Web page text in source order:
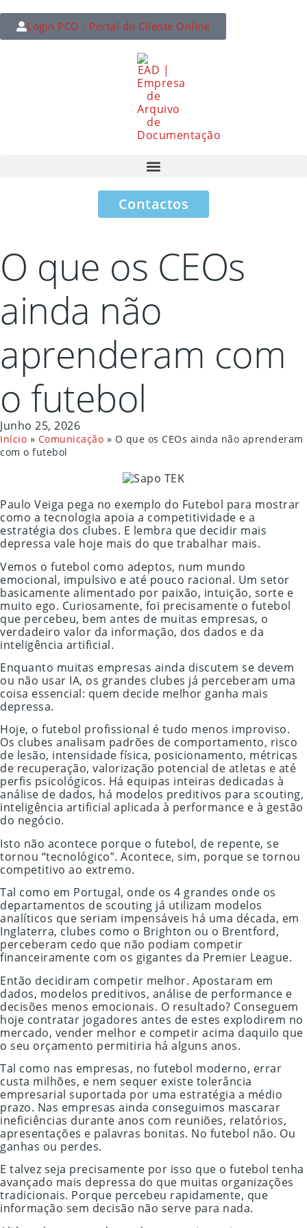
Login PCO - Portal do Cliente Online
Contactos
O que os CEOs
ainda não
aprenderam com
o futebol
Junho 25, 2026
Início » Comunicação » O que os CEOs ainda não aprenderam
com o futebol
Paulo Veiga pega no exemplo do Futebol para mostrar
como a tecnologia apoia a competitividade e a
estratégia dos clubes. E lembra que decidir mais
depressa vale hoje mais do que trabalhar mais.
Vemos o futebol como adeptos, num mundo
emocional, impulsivo e até pouco racional. Um setor
basicamente alimentado por paixão, intuição, sorte e
muito ego. Curiosamente, foi precisamente o futebol
que percebeu, bem antes de muitas empresas, o
verdadeiro valor da informação, dos dados e da
inteligência artificial.
Enquanto muitas empresas ainda discutem se devem
ou não usar IA, os grandes clubes já perceberam uma
coisa essencial: quem decide melhor ganha mais
depressa.
Hoje, o futebol profissional é tudo menos improviso.
Os clubes analisam padrões de comportamento, risco
de lesão, intensidade física, posicionamento, métricas
de recuperação, valorização potencial de atletas e até
perfis psicológicos. Há equipas inteiras dedicadas à
análise de dados, há modelos preditivos para scouting,
inteligência artificial aplicada à performance e à gestão
do negócio.
Isto não acontece porque o futebol, de repente, se
tornou “tecnológico”. Acontece, sim, porque se tornou
competitivo ao extremo.
Tal como em Portugal, onde os 4 grandes onde os
departamentos de scouting já utilizam modelos
analíticos que seriam impensáveis há uma década, em
Inglaterra, clubes como o Brighton ou o Brentford,
perceberam cedo que não podiam competir
financeiramente com os gigantes da Premier League.
Então decidiram competir melhor. Apostaram em
dados, modelos preditivos, análise de performance e
decisões menos emocionais. O resultado? Conseguem
hoje contratar jogadores antes de estes explodirem no
mercado, vender melhor e competir acima daquilo que
o seu orçamento permitiria há alguns anos.
Tal como nas empresas, no futebol moderno, errar
custa milhões, e nem sequer existe tolerância
empresarial suportada por uma estratégia a médio
prazo. Nas empresas ainda conseguimos mascarar
ineficiências durante anos com reuniões, relatórios,
apresentações e palavras bonitas. No futebol não. Ou
ganhas ou perdes.
E talvez seja precisamente por isso que o futebol tenha
avançado mais depressa do que muitas organizações
tradicionais. Porque percebeu rapidamente, que
informação sem decisão não serve para nada.